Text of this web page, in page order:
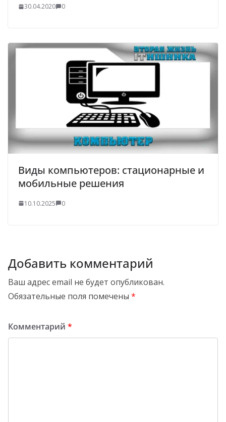
30.04.2020 0
Виды компьютеров: стационарные и
мобильные решения
10.10.2025 0
Добавить комментарий
Ваш адрес email не будет опубликован.
Обязательные поля помечены *
Комментарий *